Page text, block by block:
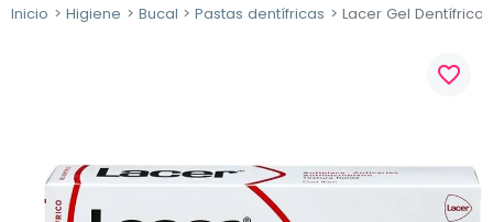
Inicio Higiene Bucal Pastas dentífricas Lacer Gel Dentífrico,
favorite_border